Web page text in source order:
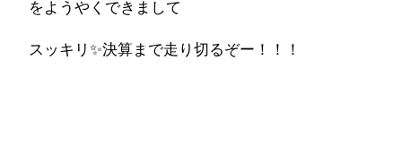
をようやくできまして
スッキリ✨決算まで走り切るぞー！！！